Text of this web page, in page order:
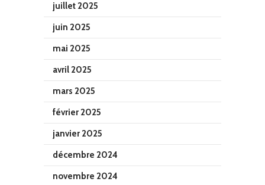
juillet 2025
juin 2025
mai 2025
avril 2025
mars 2025
février 2025
janvier 2025
décembre 2024
novembre 2024